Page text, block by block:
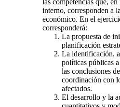
interno, corresponden a
económico. En el
corresponderá:
La propuesta de
planificación
La identificación,
políticas públicas
las conclusiones
coordinación con
afectados.
El desarrollo y la